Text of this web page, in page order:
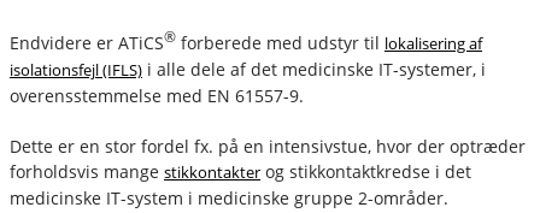
Endvidere er ATiCS® forberede med udstyr til lokalisering af
isolationsfejl (IFLS) i alle dele af det medicinske IT-systemer, i
overensstemmelse med EN 61557-9.
Dette er en stor fordel fx. på en intensivstue, hvor der optræder
forholdsvis mange stikkontakter og stikkontaktkredse i det
medicinske IT-system i medicinske gruppe 2-områder.